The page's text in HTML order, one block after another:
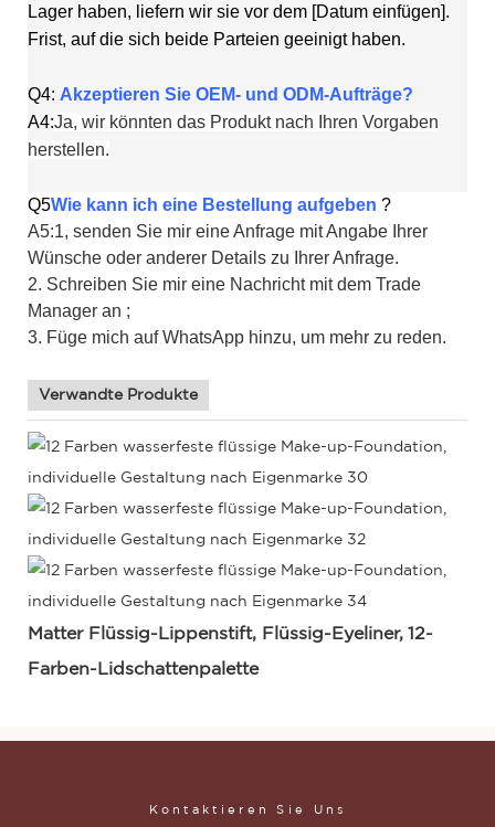
Lager haben, liefern wir sie vor dem [Datum einfügen].
Frist, auf die sich beide Parteien geeinigt haben.
Q4: Akzeptieren Sie OEM- und ODM-Aufträge?
A4:Ja, wir könnten das Produkt nach Ihren Vorgaben
herstellen.
Q5Wie kann ich eine Bestellung aufgeben ?
A5:1, senden Sie mir eine Anfrage mit Angabe Ihrer
Wünsche oder anderer Details zu Ihrer Anfrage.
2. Schreiben Sie mir eine Nachricht mit dem Trade
Manager an ;
3. Füge mich auf WhatsApp hinzu, um mehr zu reden.
Verwandte Produkte
Matter Flüssig-Lippenstift, Flüssig-Eyeliner, 12-
Farben-Lidschattenpalette
Kontaktieren Sie Uns